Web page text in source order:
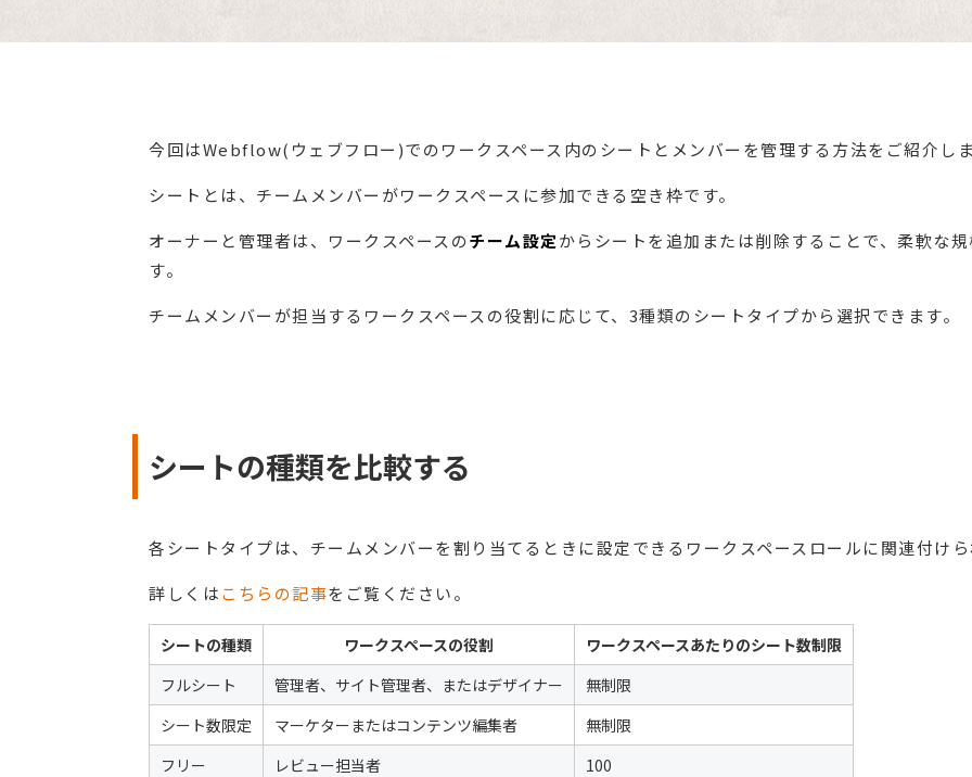
今回はWebflow(ウェブフロー)でのワークスペース内のシートとメンバーを管理する方法をご紹介しま
シートとは、チームメンバーがワークスペースに参加できる空き枠です。
オーナーと管理者は、ワークスペースのチーム設定からシートを追加または削除することで、柔軟な
す。
チームメンバーが担当するワークスペースの役割に応じて、3種類のシートタイプから選択できます。
シートの種類を比較する
各シートタイプは、チームメンバーを割り当てるときに設定できるワークスペースロールに関連付けら
詳しくはこちらの記事をご覧ください。
シートの種類 ワークスペースの役割
ワークスペースあたりのシート数制限
フルシート
管理者、サイト管理者、またはデザイナー
無制限
シート数限定
マーケターまたはコンテンツ編集者
無制限
フリー
レビュー担当者 100